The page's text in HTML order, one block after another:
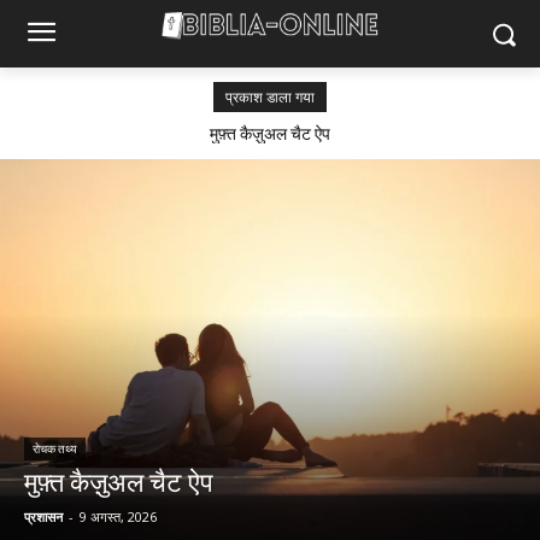
प्रकाश डाला गया
मुफ़्त कैज़ुअल चैट ऐप
रोचक तथ्य
मुफ़्त कैज़ुअल चैट ऐप
प्रशासन - 9 अगस्त, 2026